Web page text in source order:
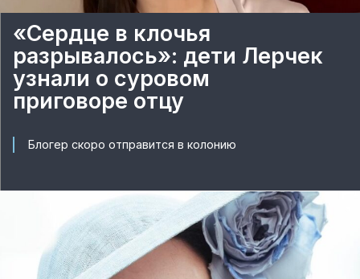
«Сердце в клочья
разрывалось»: дети Лерчек
узнали о суровом
приговоре отцу
Блогер скоро отправится в колонию